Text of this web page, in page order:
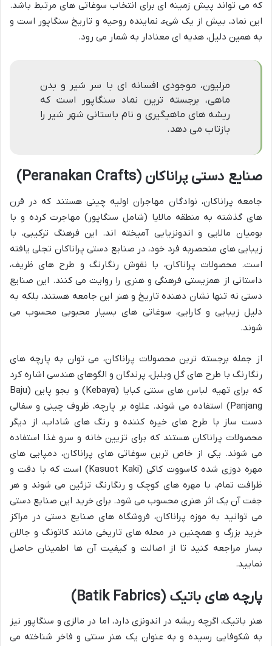
که می تواند پیش زمینه ای برای انتخاب سوغاتی های مرتبط باشد.
این نماد، بیش از یک شیء، نماینده روحیه و تاریخ سنگاپور است و
به همین دلیل، هدیه ای معنادار به شمار می رود.
مرلیون، موجودی افسانه ای با سر شیر و بدن
ماهی، برجسته ترین نماد سنگاپور است که
ریشه های ماهیگیری و نام باستانی شهر شیر را
بازتاب می دهد.
صنایع دستی پراناکان (Peranakan Crafts)
جامعه پراناکان، نوادگان مهاجران اولیه چینی هستند که در قرن
های گذشته به منطقه مالایا (شامل سنگاپور) مهاجرت کرده و با
بومیان مالایی و اندونزیایی آمیخته اند. این فرهنگ ترکیبی، با
زیبایی های منحصربه فرد خود، در صنایع دستی پراناکان تجلی یافته
است. محصولات پراناکان، با نقوش رنگارنگ و طرح های ظریف،
داستانی از همزیستی فرهنگی و هنری را روایت می کنند. این صنایع
دستی نه تنها نشان دهنده تاریخ و هنر این جامعه هستند، بلکه به
دلیل زیبایی و کارایی، سوغاتی های بسیار محبوبی محسوب می
شوند.
از جمله برجسته ترین محصولات پراناکان، می توان به پارچه های
رنگارنگ با طرح های گل وبلبل، پرندگان و الگوهای هندسی اشاره کرد
که برای تهیه لباس های سنتی کبایا (Kebaya) و بجو پاین (Baju
Panjang) استفاده می شوند. علاوه بر پارچه، ظروف چینی و سفالی
دست ساز با طرح های خیره کننده و رنگ های شاداب، از دیگر
محصولات پراناکان هستند که برای تزیین خانه و سرو غذا استفاده
می شوند. یکی از خاص ترین سوغاتی های پراناکان، دمپایی های
مهره دوزی شده کاسووت کاکی (Kasuot Kaki) است که با دقت و
ظرافت تمام، با مهره های کوچک و رنگارنگ تزئین می شوند و هر
جفت آن یک اثر هنری محسوب می شود. برای خرید این صنایع دستی
می توانید به موزه پراناکان، فروشگاه های صنایع دستی در مراکز
خرید بزرگ و همچنین در محله های تاریخی مانند کاتونگ و جالان
بسار مراجعه کنید تا از اصالت و کیفیت آن ها اطمینان حاصل
نمایید.
پارچه های باتیک (Batik Fabrics)
هنر باتیک، اگرچه ریشه در اندونزی دارد، اما در مالزی و سنگاپور نیز
به شکوفایی رسیده و به عنوان یک هنر سنتی و فاخر شناخته می